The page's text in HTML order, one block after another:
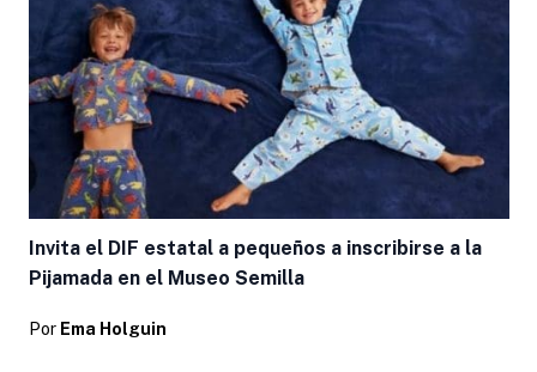
Invita el DIF estatal a pequeños a inscribirse a la
Pijamada en el Museo Semilla
Por Ema Holguin